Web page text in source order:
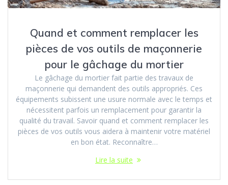
Quand et comment remplacer les
pièces de vos outils de maçonnerie
pour le gâchage du mortier
Le gâchage du mortier fait partie des travaux de
maçonnerie qui demandent des outils appropriés. Ces
équipements subissent une usure normale avec le temps et
nécessitent parfois un remplacement pour garantir la
qualité du travail. Savoir quand et comment remplacer les
pièces de vos outils vous aidera à maintenir votre matériel
en bon état. Reconnaître…
Lire la suite